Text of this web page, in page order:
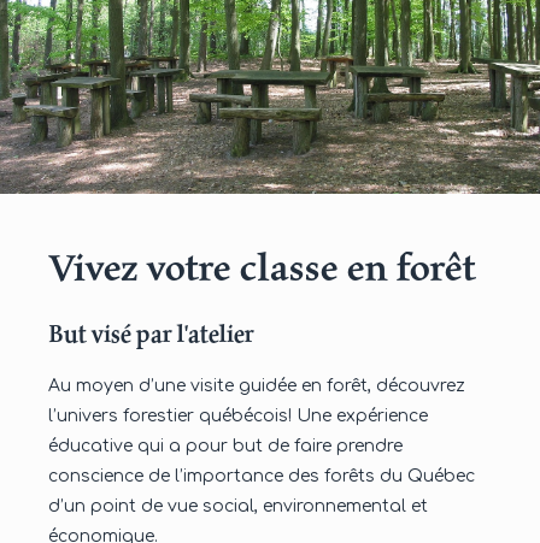
Vivez votre classe en forêt
But visé par l'atelier
Au moyen d’une visite guidée en forêt, découvrez
l’univers forestier québécois! Une expérience
éducative qui a pour but de faire prendre
conscience de l’importance des forêts du Québec
d’un point de vue social, environnemental et
économique.